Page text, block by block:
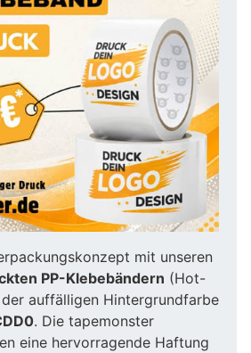
mit unseren
PP-Klebebändern (Hot-
auffälligen Hintergrundfarbe
. Die tapemonster
eine hervorragende Haftung